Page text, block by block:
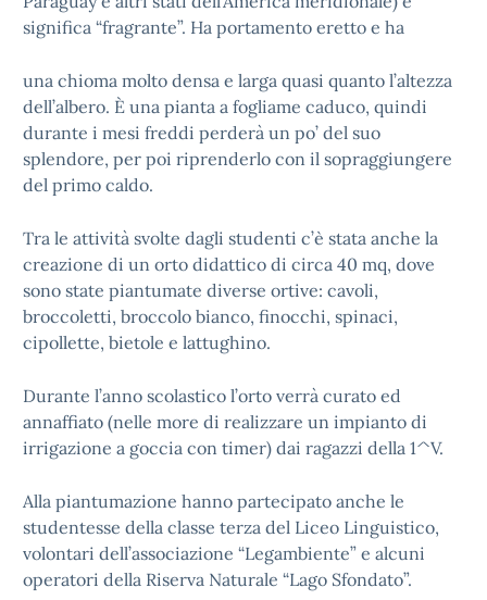
significa “fragrante”. Ha portamento eretto e ha
una chioma molto densa e larga quasi quanto l’altezza
dell’albero. È una pianta a fogliame caduco, quindi
durante i mesi freddi perderà un po’ del suo
splendore, per poi riprenderlo con il sopraggiungere
del primo caldo.
Tra le attività svolte dagli studenti c’è stata anche la
creazione di un orto didattico di circa 40 mq, dove
sono state piantumate diverse ortive: cavoli,
broccoletti, broccolo bianco, finocchi, spinaci,
cipollette, bietole e lattughino.
Durante l’anno scolastico l’orto verrà curato ed
annaffiato (nelle more di realizzare un impianto di
irrigazione a goccia con timer) dai ragazzi della 1^V.
Alla piantumazione hanno partecipato anche le
studentesse della classe terza del Liceo Linguistico,
volontari dell’associazione “Legambiente” e alcuni
operatori della Riserva Naturale “Lago Sfondato”.